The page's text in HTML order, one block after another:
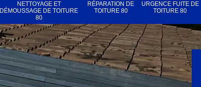
NETTOYAGE ET
DÉMOUSSAGE DE TOITURE
80
RÉPARATION DE
TOITURE 80
URGENCE FUITE DE
TOITURE 80